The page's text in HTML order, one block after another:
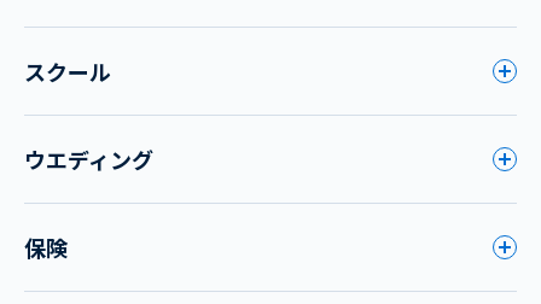
スクール
ウエディング
保険